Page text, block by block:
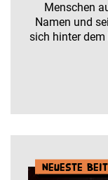
Menschen
Namen und
sich hinter dem
Neueste